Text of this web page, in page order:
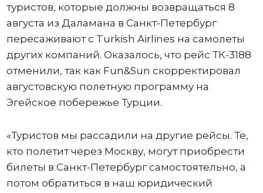
туристов, которые должны возвращаться 8
августа из Даламана в Санкт-Петербург
пересаживают с Turkish Airlines на самолеты
других компаний. Оказалось, что рейс ТК-3188
отменили, так как Fun&Sun скорректировал
августовскую полетную программу на
Эгейское побережье Турции.
«Туристов мы рассадили на другие рейсы. Те,
кто полетит через Москву, могут приобрести
билеты в Санкт-Петербург самостоятельно, а
потом обратиться в наш юридический